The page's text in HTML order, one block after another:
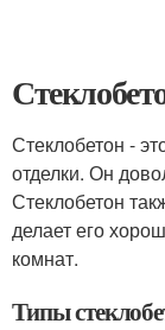
Стеклобетон -
отделки. Он
Стеклобетон
делает его
комнат.
Типы